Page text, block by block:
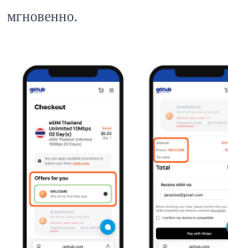
мгновенно.